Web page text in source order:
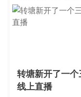
转塘新开了一
线上直播